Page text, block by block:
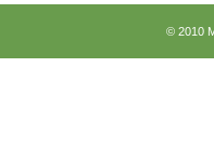
© 2010